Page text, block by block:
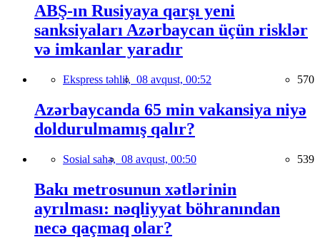
ABŞ-ın Rusiyaya qarşı yeni
sanksiyaları Azərbaycan üçün risklər
və imkanlar yaradır
Ekspress təhlil, 08 avqust, 00:52 570
Azərbaycanda 65 min vakansiya niyə
doldurulmamış qalır?
Sosial sahə, 08 avqust, 00:50 539
Bakı metrosunun xətlərinin
ayrılması: nəqliyyat böhranından
necə qaçmaq olar?